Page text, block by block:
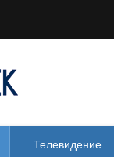
Телевидение